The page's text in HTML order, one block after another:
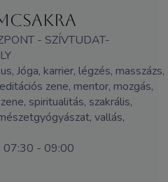
- SZÍVTUDAT-
Jóga, karrier, légzés, masszázs,
zene, mentor, mozgás,
spiritualitás, szakrális,
vallás,
07:30 - 09:00